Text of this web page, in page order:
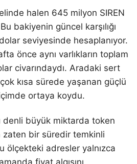
halen 645 milyon SIREN
bakiyenin güncel karşılığı
seviyesinde hesaplanıyor.
önce aynı varlıkların toplam
civarındaydı. Aradaki sert
kısa sürede yaşanan güçlü
ortaya koydu.
büyük miktarda token
zaten bir süredir temkinli
ölçekteki adresler yalnızca
fiyat algısını